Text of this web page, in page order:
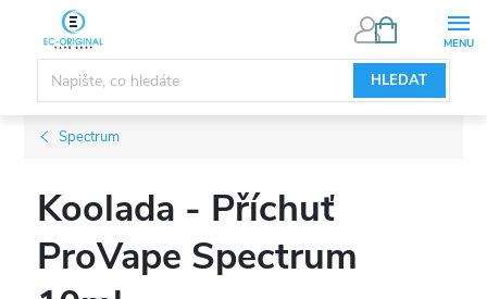
obsah
HLEDAT
NÁKUPNÍ
Spectrum
Koolada - Příchuť
ProVape Spectrum